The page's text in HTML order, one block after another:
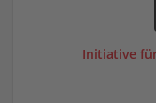
Initiative